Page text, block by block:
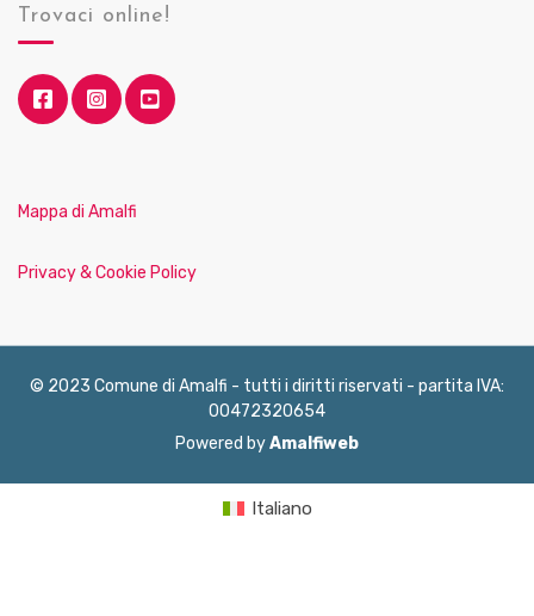
Trovaci online!
Mappa di Amalfi
Privacy & Cookie Policy
© 2023 Comune di Amalfi - tutti i diritti riservati - partita IVA:
00472320654
Powered byAmalfiweb
Italiano